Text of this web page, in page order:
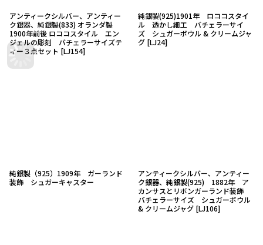
アンティークシルバー、アンティー
ク銀器、純銀製(833) オランダ製
1900年前後 ロココスタイル エン
ジェルの彫刻 バチェラーサイズテ
ィー３点セット [LJ154]
純銀製(925)1901年 ロココスタイ
ル 透かし細工 バチェラーサイ
ズ シュガーボウル & クリームジャ
グ [LJ24]
純銀製（925）1909年 ガーランド
装飾 シュガーキャスター
アンティークシルバー、アンティー
ク銀器、純銀製(925) 1882年 ア
カンサスとリボンガーランド装飾
バチェラーサイズ シュガーボウル
& クリームジャグ [LJ106]